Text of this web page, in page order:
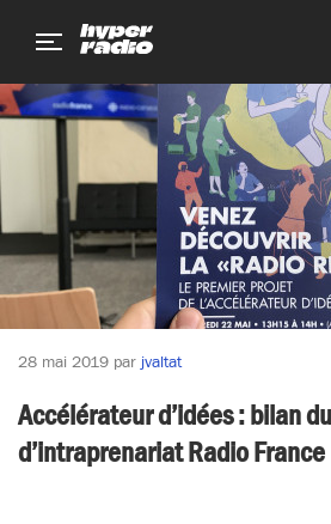
de
page
28 mai 2019 par jvaltat
Accélérateur d’idées : bilan
d’intraprenariat Radio France